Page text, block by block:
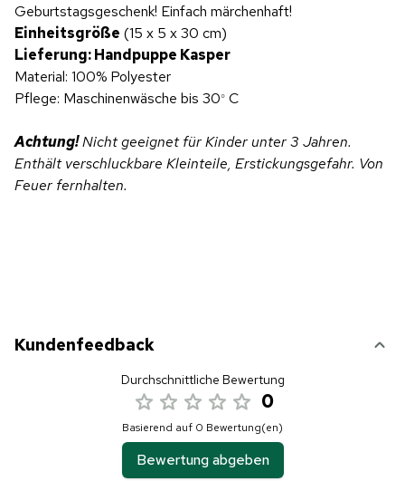
Geburtstagsgeschenk! Einfach märchenhaft!
Einheitsgröße (15 x 5 x 30 cm)
Lieferung: Handpuppe Kasper
Material: 100% Polyester
Pflege: Maschinenwäsche bis 30° C
Achtung!Nicht geeignet für Kinder unter 3 Jahren.
Enthält verschluckbare Kleinteile, Erstickungsgefahr. Von
Feuer fernhalten.
Kundenfeedback
Durchschnittliche Bewertung
0
Basierend auf 0 Bewertung(en)
Bewertung abgeben